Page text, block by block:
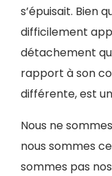
s’épuisait. Bien
difficilement
détachement
rapport à son
différente, est
Nous ne
nous sommes
sommes pas